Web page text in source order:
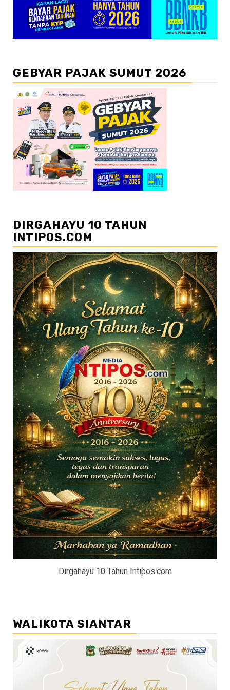
GEBYAR PAJAK SUMUT 2026
DIRGAHAYU 10 TAHUN
INTIPOS.COM
Dirgahayu 10 Tahun Intipos.com
WALIKOTA SIANTAR